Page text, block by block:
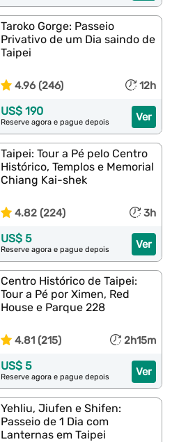
Taroko Gorge: Passeio
Privativo de um Dia saindo de
Taipei
4.96 (246) 12h
Ver
US$ 190
Reserve agora e pague depois
Taipei: Tour a Pé pelo Centro
Histórico, Templos e Memorial
Chiang Kai-shek
4.82 (224) 3h
Ver
US$ 5
Reserve agora e pague depois
Centro Histórico de Taipei:
Tour a Pé por Ximen, Red
House e Parque 228
4.81 (215) 2h15m
Ver
US$ 5
Reserve agora e pague depois
Yehliu, Jiufen e Shifen:
Passeio de 1 Dia com
Lanternas em Taipei